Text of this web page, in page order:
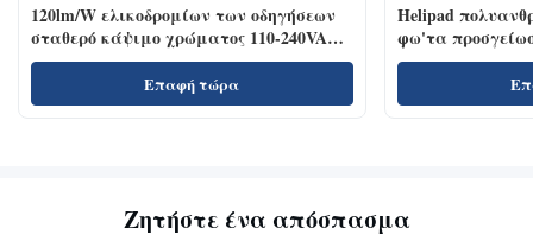
120lm/W ελικοδρομίων των οδηγήσεων
σταθερό κάψιμο χρώματος 110-240VAC
προβολέα άσπρο
Επαφή τώρα
Helipad
φω'τα
Ζητήστε ένα απόσπασμα